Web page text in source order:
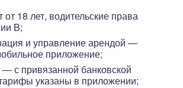
от 18 лет, водительские права
B;
и управление арендой —
приложение;
с привязанной банковской
указаны в приложении;